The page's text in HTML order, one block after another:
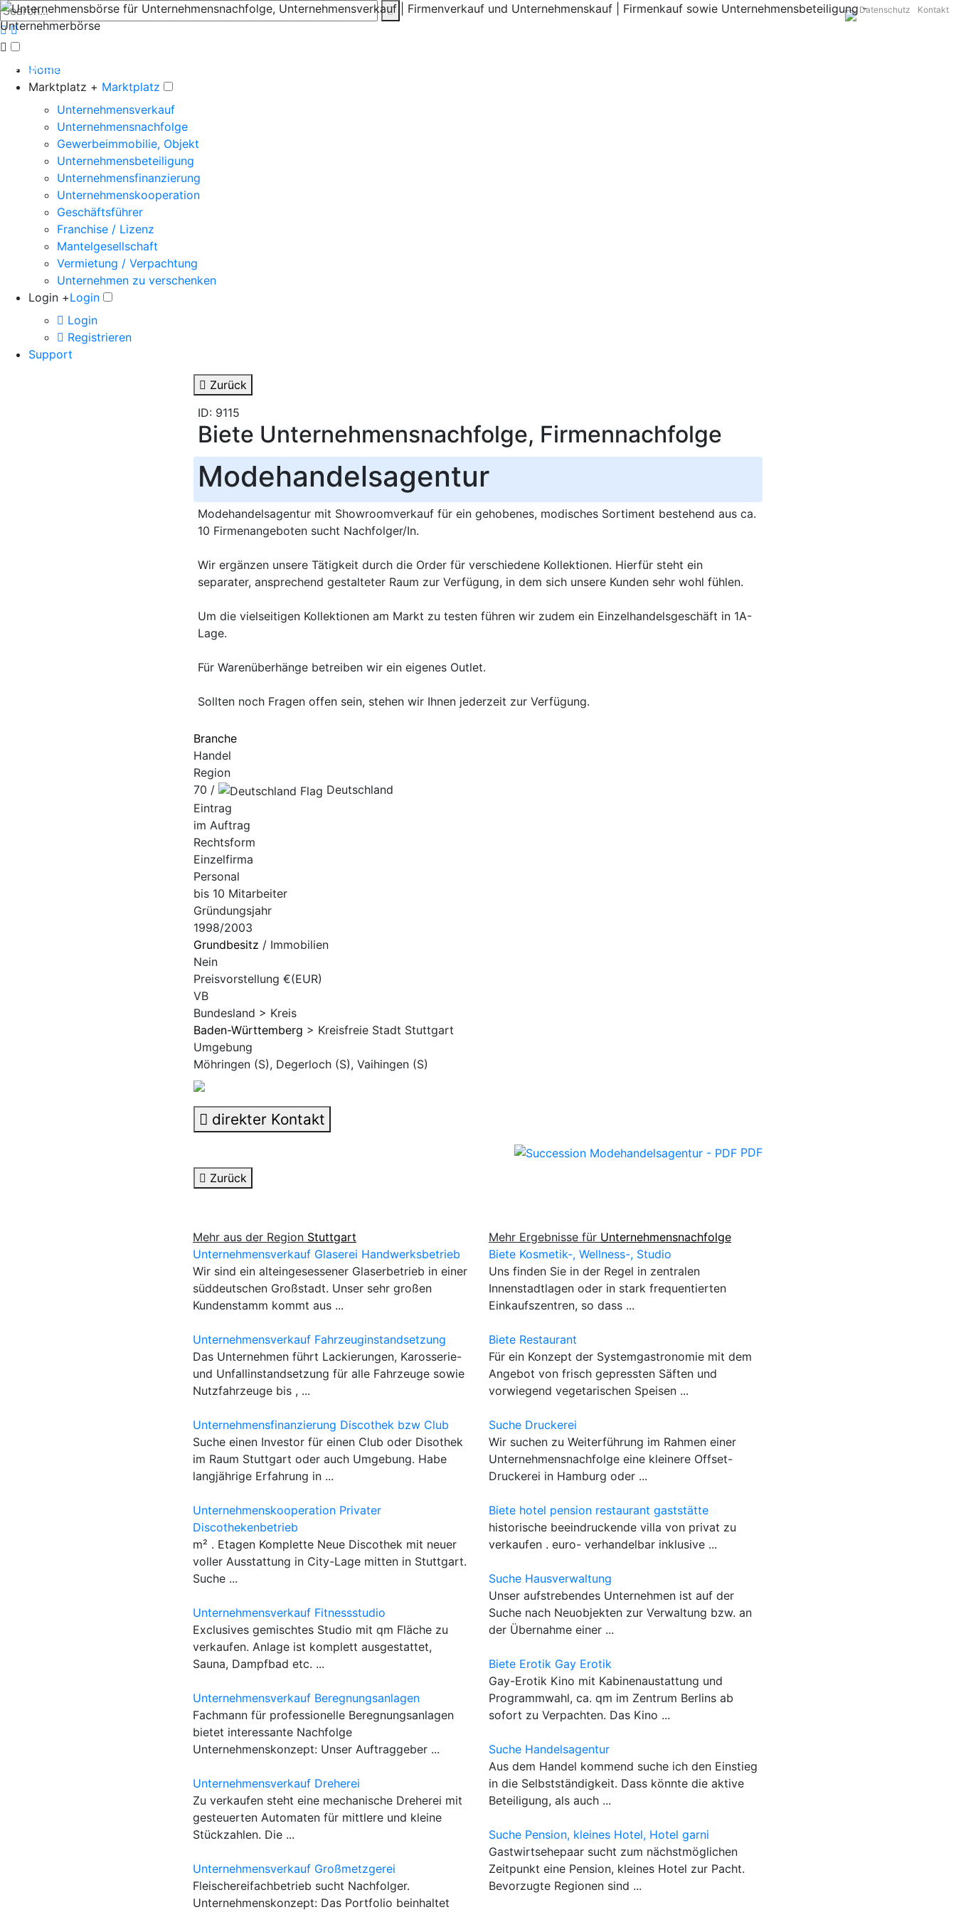
Der große Marktplatz für Unternehmen
Datenschutz Kontakt
Home
Marktplatz + Marktplatz
Unternehmensverkauf
Unternehmensnachfolge
Gewerbeimmobilie, Objekt
Unternehmensbeteiligung
Unternehmensfinanzierung
Unternehmenskooperation
Geschäftsführer
Franchise / Lizenz
Mantelgesellschaft
Vermietung / Verpachtung
Unternehmen zu verschenken
Login +Login
Login
Registrieren
Support
Zurück
ID: 9115
Biete Unternehmensnachfolge, Firmennachfolge
Modehandelsagentur
Modehandelsagentur mit Showroomverkauf für ein gehobenes, modisches Sortiment bestehend aus ca.
10 Firmenangeboten sucht Nachfolger/In.
Wir ergänzen unsere Tätigkeit durch die Order für verschiedene Kollektionen. Hierfür steht ein
separater, ansprechend gestalteter Raum zur Verfügung, in dem sich unsere Kunden sehr wohl fühlen.
Um die vielseitigen Kollektionen am Markt zu testen führen wir zudem ein Einzelhandelsgeschäft in 1A-
Lage.
Für Warenüberhänge betreiben wir ein eigenes Outlet.
Sollten noch Fragen offen sein, stehen wir Ihnen jederzeit zur Verfügung.
Branche
Handel
Region
70 /
Deutschland
Eintrag
im Auftrag
Rechtsform
Einzelfirma
Personal
bis 10 Mitarbeiter
Gründungsjahr
1998/2003
Grundbesitz / Immobilien
Nein
Preisvorstellung €(EUR)
VB
Bundesland > Kreis
Baden-Württemberg > Kreisfreie Stadt Stuttgart
Umgebung
Möhringen (S), Degerloch (S), Vaihingen (S)
direkter Kontakt
PDF
Zurück
Mehr aus der Region Stuttgart
Unternehmensverkauf Glaserei Handwerksbetrieb
Wir sind ein alteingesessener Glaserbetrieb in einer
süddeutschen Großstadt. Unser sehr großen
Kundenstamm kommt aus ...
Unternehmensverkauf Fahrzeuginstandsetzung
Das Unternehmen führt Lackierungen, Karosserie-
und Unfallinstandsetzung für alle Fahrzeuge sowie
Nutzfahrzeuge bis , ...
Unternehmensfinanzierung Discothek bzw Club
Suche einen Investor für einen Club oder Disothek
im Raum Stuttgart oder auch Umgebung. Habe
langjährige Erfahrung in ...
Unternehmenskooperation Privater
Discothekenbetrieb
m² . Etagen Komplette Neue Discothek mit neuer
voller Ausstattung in City-Lage mitten in Stuttgart.
Suche ...
Unternehmensverkauf Fitnessstudio
Exclusives gemischtes Studio mit qm Fläche zu
verkaufen. Anlage ist komplett ausgestattet,
Sauna, Dampfbad etc. ...
Unternehmensverkauf Beregnungsanlagen
Fachmann für professionelle Beregnungsanlagen
bietet interessante Nachfolge
Unternehmenskonzept: Unser Auftraggeber ...
Unternehmensverkauf Dreherei
Zu verkaufen steht eine mechanische Dreherei mit
gesteuerten Automaten für mittlere und kleine
Stückzahlen. Die ...
Unternehmensverkauf Großmetzgerei
Fleischereifachbetrieb sucht Nachfolger.
Unternehmenskonzept: Das Portfolio beinhaltet
Mehr Ergebnisse für Unternehmensnachfolge
Biete Kosmetik-, Wellness-, Studio
Uns finden Sie in der Regel in zentralen
Innenstadtlagen oder in stark frequentierten
Einkaufszentren, so dass ...
Biete Restaurant
Für ein Konzept der Systemgastronomie mit dem
Angebot von frisch gepressten Säften und
vorwiegend vegetarischen Speisen ...
Suche Druckerei
Wir suchen zu Weiterführung im Rahmen einer
Unternehmensnachfolge eine kleinere Offset-
Druckerei in Hamburg oder ...
Biete hotel pension restaurant gaststätte
historische beeindruckende villa von privat zu
verkaufen . euro- verhandelbar inklusive ...
Suche Hausverwaltung
Unser aufstrebendes Unternehmen ist auf der
Suche nach Neuobjekten zur Verwaltung bzw. an
der Übernahme einer ...
Biete Erotik Gay Erotik
Gay-Erotik Kino mit Kabinenaustattung und
Programmwahl, ca. qm im Zentrum Berlins ab
sofort zu Verpachten. Das Kino ...
Suche Handelsagentur
Aus dem Handel kommend suche ich den Einstieg
in die Selbstständigkeit. Dass könnte die aktive
Beteiligung, als auch ...
Suche Pension, kleines Hotel, Hotel garni
Gastwirtsehepaar sucht zum nächstmöglichen
Zeitpunkt eine Pension, kleines Hotel zur Pacht.
Bevorzugte Regionen sind ...